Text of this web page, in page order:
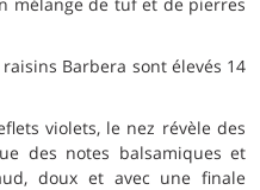
Barbera sont élevés 14
violets, le nez révèle des
des notes balsamiques et
doux et avec une finale